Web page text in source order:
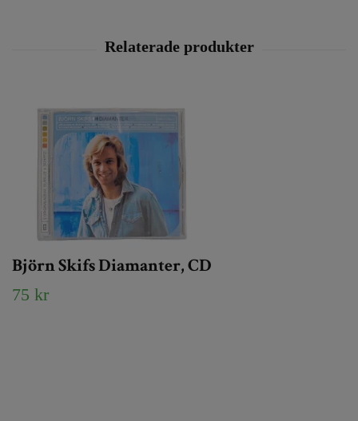
Björn Skifs Diamanter, CD
75 kr